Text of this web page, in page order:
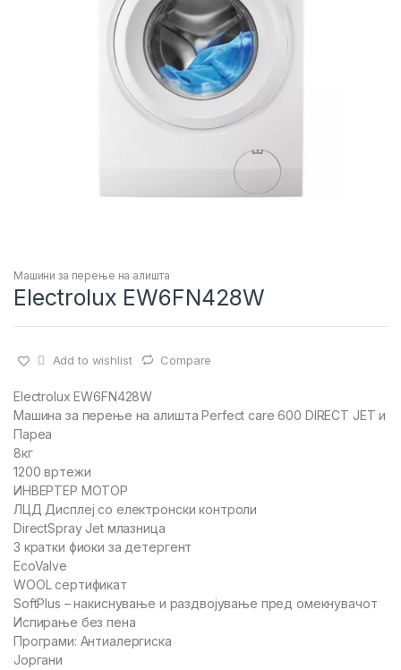
Машини за перење на алишта
Electrolux EW6FN428W
Add to wishlist Compare
Electrolux EW6FN428W
Машина за перење на алишта Perfect care 600 DIRECT JET и
Пареа
8кг
1200 вртежи
ИНВЕРТЕР МОТОР
ЛЦД Дисплеј со електронски контроли
DirectSpray Jet млазница
3 кратки фиоки за детергент
EcoValve
WOOL сертификат
SoftPlus – накиснување и раздвојување пред омекнувачот
Испирање без пена
Програми: Антиалергиска
Јоргани